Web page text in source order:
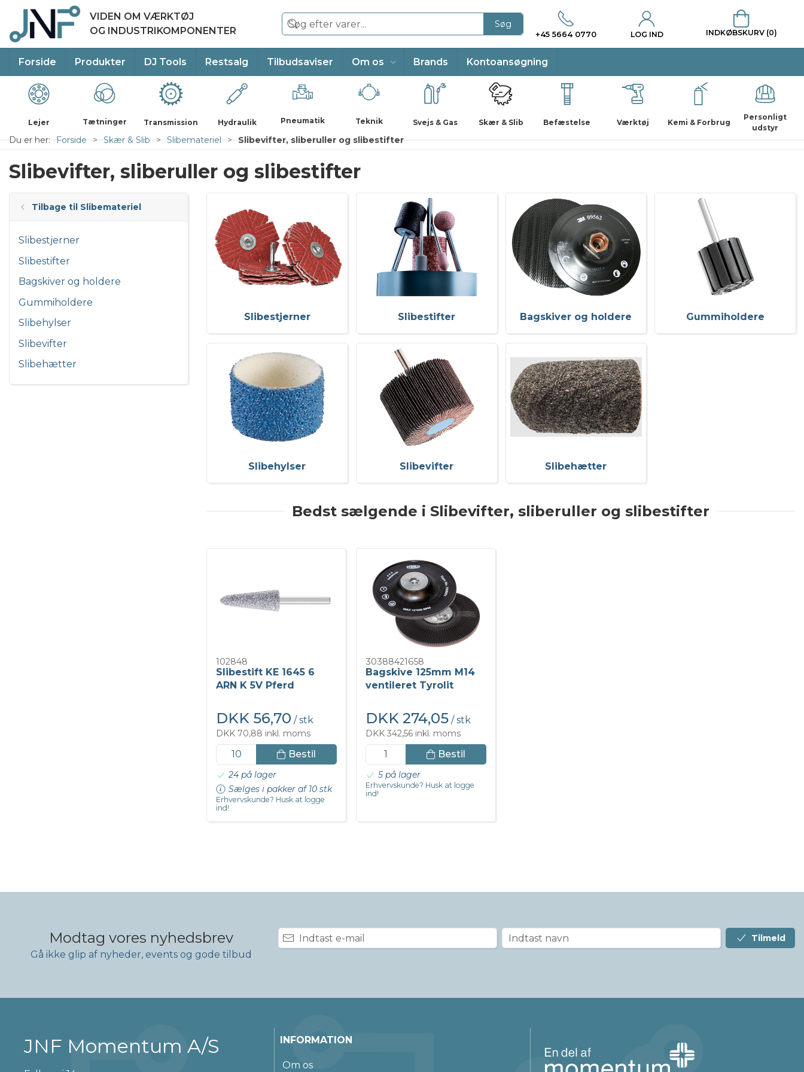
VIDEN OM VÆRKTØJ
OG INDUSTRIKOMPONENTER
Søg
+45 5664 0770 LOG IND INDKØBSKURV (0)
Forside Produkter DJ Tools Restsalg Tilbudsaviser Om os Brands Kontoansøgning
Lejer Tætninger Transmission Hydraulik Pneumatik Teknik Svejs & Gas Skær & Slib Befæstelse Værktøj Kemi & Forbrug
Personligt
udstyr
Du er her: Forside Skær & Slib Slibemateriel Slibevifter, sliberuller og slibestifter
Slibevifter, sliberuller og slibestifter
Tilbage til Slibemateriel
Slibestjerner
Slibestifter
Bagskiver og holdere
Gummiholdere
Slibehylser
Slibevifter
Slibehætter
Slibestjerner Slibestifter Bagskiver og holdere Gummiholdere
Slibehylser Slibevifter Slibehætter
Bedst sælgende i Slibevifter, sliberuller og slibestifter
102848
Slibestift KE 1645 6
ARN K 5V Pferd
DKK 56,70 / stk
DKK 70,88 inkl. moms
Bestil
24 på lager
Sælges i pakker af 10 stk
Erhvervskunde? Husk at logge
ind!
30388421658
Bagskive 125mm M14
ventileret Tyrolit
DKK 274,05 / stk
DKK 342,56 inkl. moms
Bestil
5 på lager
Erhvervskunde? Husk at logge
ind!
Modtag vores nyhedsbrev
Gå ikke glip af nyheder, events og gode tilbud
Tilmeld
JNF Momentum A/S INFORMATION
Om os